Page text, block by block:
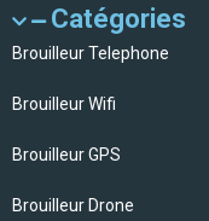
Catégories
Brouilleur Telephone
Brouilleur Wifi
Brouilleur GPS
Brouilleur Drone